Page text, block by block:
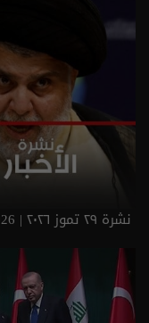
نشرة ٢٩ تموز ٢٠٢٦ | 2026